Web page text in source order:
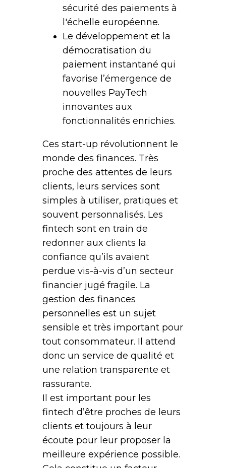
sécurité des paiements à
l'échelle européenne.
Le développement et la
démocratisation du
paiement instantané qui
favorise l’émergence de
nouvelles PayTech
innovantes aux
fonctionnalités enrichies.
Ces start-up révolutionnent le
monde des finances. Très
proche des attentes de leurs
clients, leurs services sont
simples à utiliser, pratiques et
souvent personnalisés. Les
fintech sont en train de
redonner aux clients la
confiance qu’ils avaient
perdue vis-à-vis d’un secteur
financier jugé fragile. La
gestion des finances
personnelles est un sujet
sensible et très important pour
tout consommateur. Il attend
donc un service de qualité et
une relation transparente et
rassurante.
Il est important pour les
fintech d’être proches de leurs
clients et toujours à leur
écoute pour leur proposer la
meilleure expérience possible.